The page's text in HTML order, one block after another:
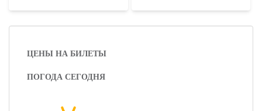
ЦЕНЫ НА БИЛЕТЫ
ПОГОДА СЕГОДНЯ